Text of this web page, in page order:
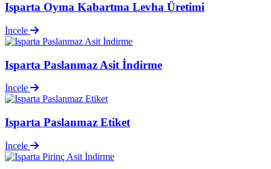
Isparta Oyma Kabartma Levha Üretimi
İncele
Isparta Paslanmaz Asit İndirme
İncele
Isparta Paslanmaz Etiket
İncele